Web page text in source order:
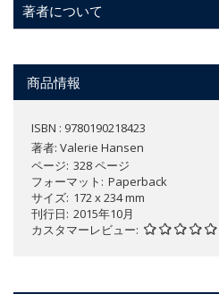
著者について
商品情報
ISBN : 9780190218423
著者: Valerie Hansen
ページ 328 ページ
フォーマット
Paperback
サイズ 172 x 234 mm
刊行日 2015年10月
カスタマーレビュー